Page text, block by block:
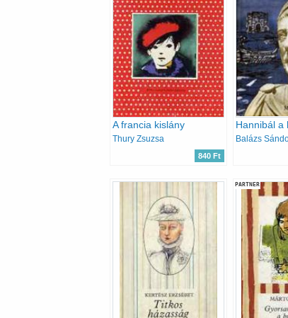
A francia kislány
Thury Zsuzsa
840 Ft
Hannibál a
Balázs
PARTNER